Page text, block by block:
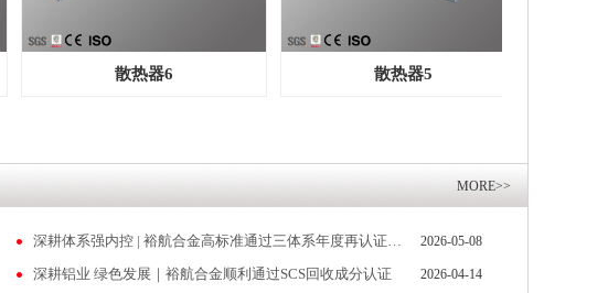
散热器6 散热器5
MORE>>
2026-05-08
深耕体系强内控 | 裕航合金高标准通过三体系年度再认证审核
2026-04-14
深耕铝业 绿色发展｜裕航合金顺利通过SCS回收成分认证